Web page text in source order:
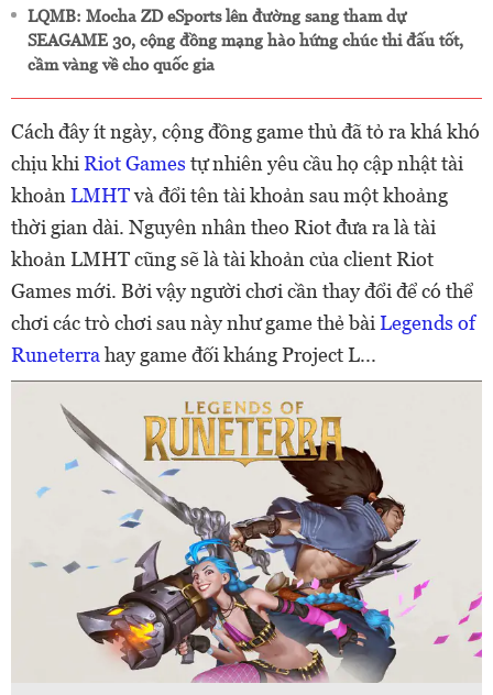
LQMB: Mocha ZD eSports lên đường sang tham dự
SEAGAME 30, cộng đồng mạng hào hứng chúc thi đấu tốt,
cầm vàng về cho quốc gia
Cách đây ít ngày, cộng đồng game thủ đã tỏ ra khá khó
chịu khi Riot Games tự nhiên yêu cầu họ cập nhật tài
khoản LMHTvà đổi tên tài khoản sau một khoảng
thời gian dài. Nguyên nhân theo Riot đưa ra là tài
khoản LMHT cũng sẽ là tài khoản của client Riot
Games mới. Bởi vậy người chơi cần thay đổi để có thể
chơi các trò chơi sau này như game thẻ bài Legends of
Runeterra hay game đối kháng Project L...